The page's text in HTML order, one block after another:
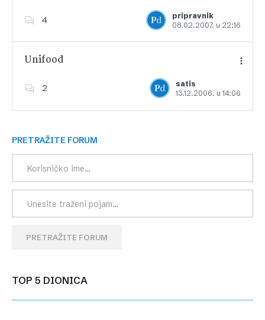
4
pripravnik
08.02.2007. u 22:16
Dodajte u favorite
Unifood
2
satis
13.12.2006. u 14:06
Dodajte u favorite
PRETRAŽITE FORUM
PRETRAŽITE FORUM
TOP 5 DIONICA